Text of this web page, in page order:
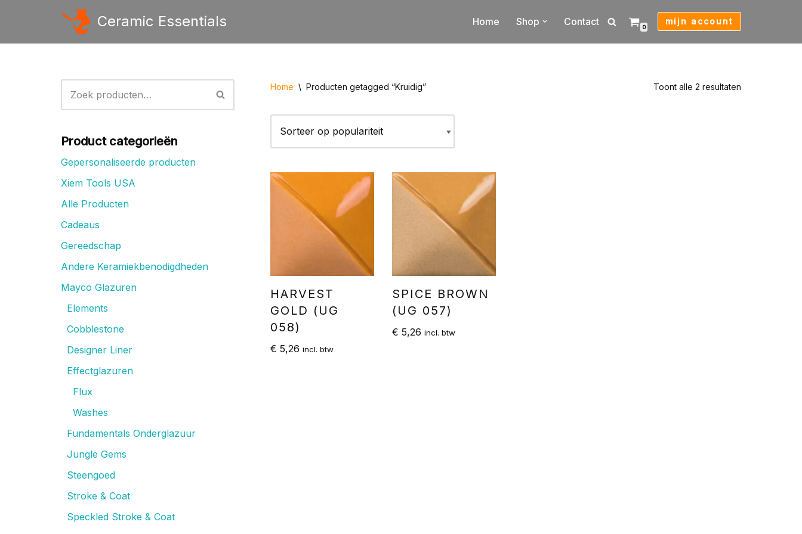
naar
Ceramic Essentials Home Shop Contact 0
mijn account
Product categorieën
Gepersonaliseerde producten
Xiem Tools USA
Alle Producten
Cadeaus
Gereedschap
Andere Keramiekbenodigdheden
Mayco Glazuren
Elements
Cobblestone
Designer Liner
Effectglazuren
Flux
Washes
Fundamentals Onderglazuur
Jungle Gems
Steengoed
Stroke & Coat
Speckled Stroke & Coat
Home \ Producten getagged “Kruidig” Toont alle 2 resultaten
HARVEST
GOLD (UG
058)
€ 5,26 incl. btw
SPICE BROWN
(UG 057)
€ 5,26 incl. btw